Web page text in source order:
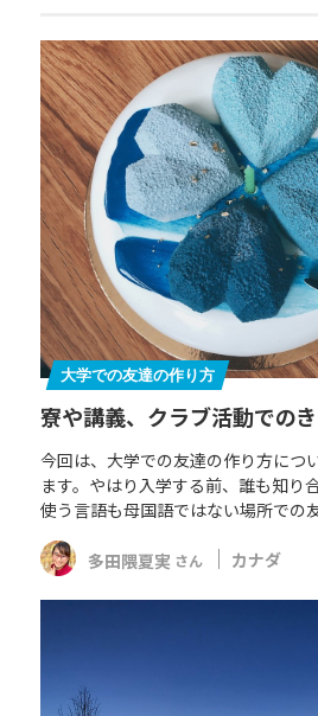
大学での友達の作り方
寮や講義、クラブ活動での
今回は、大学での友達の作り方につ
ます。やはり入学する前、誰も知り
使う言語も母国語ではない場所での
多田隈夏実 さん カナダ